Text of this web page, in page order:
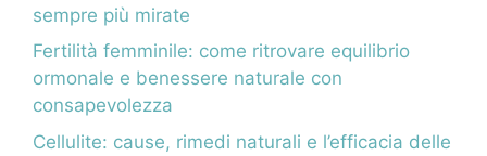
sempre più mirate
Fertilità femminile: come ritrovare equilibrio
ormonale e benessere naturale con
consapevolezza
Cellulite: cause, rimedi naturali e l’efficacia delle